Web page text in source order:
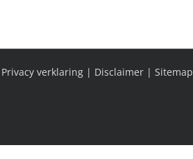
Privacy verklaring | Disclaimer | Sitemap